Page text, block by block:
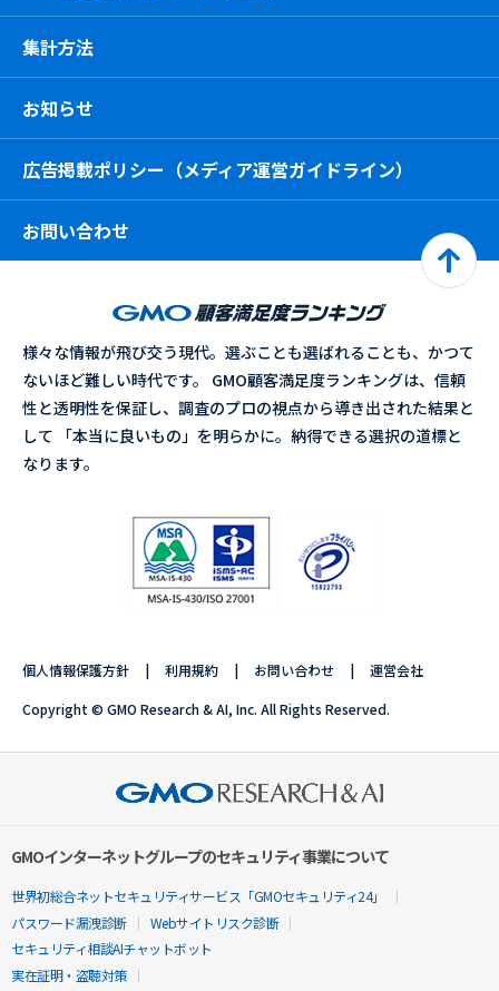
集計方法
お知らせ
広告掲載ポリシー（メディア運営ガイドライン）
お問い合わせ
様々な情報が飛び交う現代。選ぶことも選ばれることも、かつて
ないほど難しい時代です。 GMO顧客満足度ランキングは、信頼
性と透明性を保証し、調査のプロの視点から導き出された結果と
して 「本当に良いもの」を明らかに。納得できる選択の道標と
なります。
個人情報保護方針 利用規約 お問い合わせ 運営会社
Copyright © GMO Research & AI, Inc. All Rights Reserved.
GMOインターネットグループのセキュリティ事業について
世界初総合ネットセキュリティサービス「GMOセキュリティ24」
パスワード漏洩診断
Webサイトリスク診断
セキュリティ相談AIチャットボット
実在証明・盗聴対策